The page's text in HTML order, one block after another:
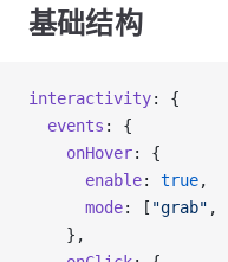
基础结构
interactivity: {
  events
: {
    onHover
: {
      enable
: true,
      mode
: [ "grab" ,
    },